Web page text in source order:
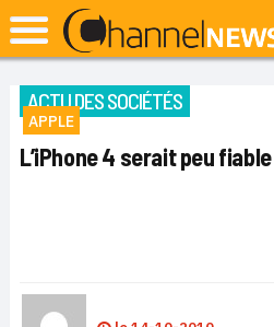
ACTU DES SOCIÉTÉS
APPLE
L’iPhone 4 serait peu fiable